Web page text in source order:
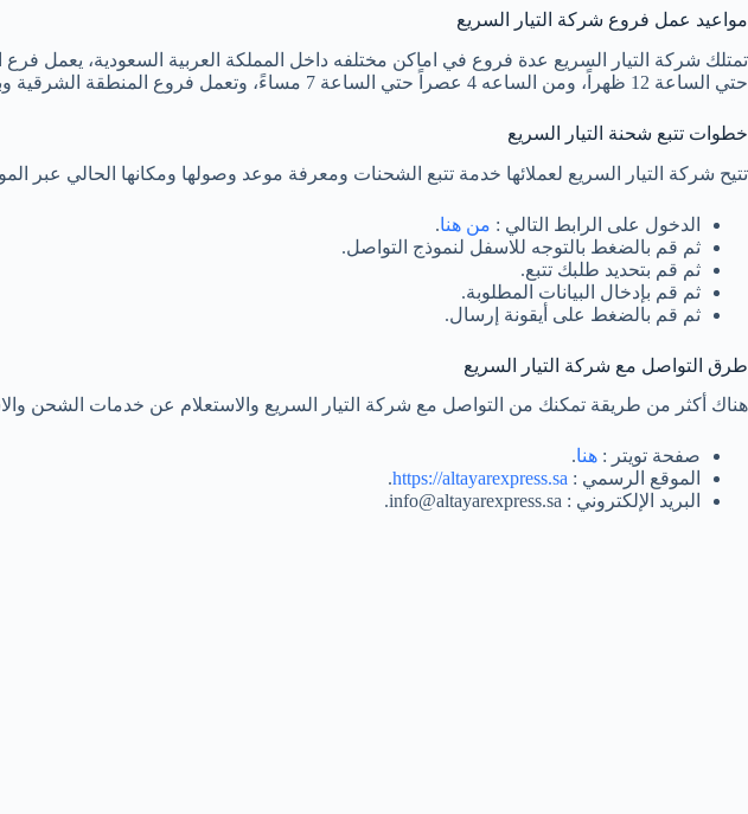
مواعيد عمل فروع شركة التيار السريع
تمتلك شركة التيار السريع عدة فروع في اماكن مختلفه داخل المملكة العربية السعودية، يعمل
حتي الساعة 12 ظهراً، ومن الساعه 4 عصراً حتي الساعة 7 مساءً، وتعمل فروع المنطقة الشرقية وباقي الفروع من الساعة الثامنة صباحاً حتي الساعة 12 ظهراً، ومن الساعه 4 عصراً حتي الساعة 8 مساءً.
خطوات تتبع شحنة التيار السريع
تتيح شركة التيار السريع لعملائها خدمة تتبع الشحنات ومعرفة موعد وصولها ومكانها الحالي عبر
الدخول على الرابط التالي : من هنا.
ثم قم بالضغط بالتوجه للاسفل لنموذج التواصل.
ثم قم بتحديد طلبك تتبع.
ثم قم بإدخال البيانات المطلوبة.
ثم قم بالضغط على أيقونة إرسال.
طرق التواصل مع شركة التيار السريع
هناك أكثر من طريقة تمكنك من التواصل مع شركة التيار السريع والاستعلام عن خدمات الشحن
صفحة تويتر : هنا.
الموقع الرسمي : https://altayarexpress.sa
.
البريد الإلكتروني : info@altayarexpress.sa.